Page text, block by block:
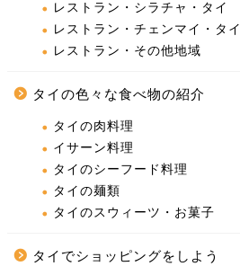
レストラン・シラチャ・タイ
レストラン・チェンマイ・タイ
レストラン・その他地域
タイの色々な食べ物の紹介
タイの肉料理
イサーン料理
タイのシーフード料理
タイの麺類
タイのスウィーツ・お菓子
タイでショッピングをしよう